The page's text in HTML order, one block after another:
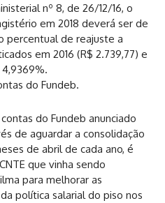
nº 8, de 26/12/16, o
em 2018 deverá ser de
percentual de reajuste a
em 2016 (R$ 2.739,77) e
4,9369%.
do Fundeb.
do Fundeb anunciado
de aguardar a consolidação
de abril de cada ano, é
que vinha sendo
para melhorar as
política salarial do piso nos